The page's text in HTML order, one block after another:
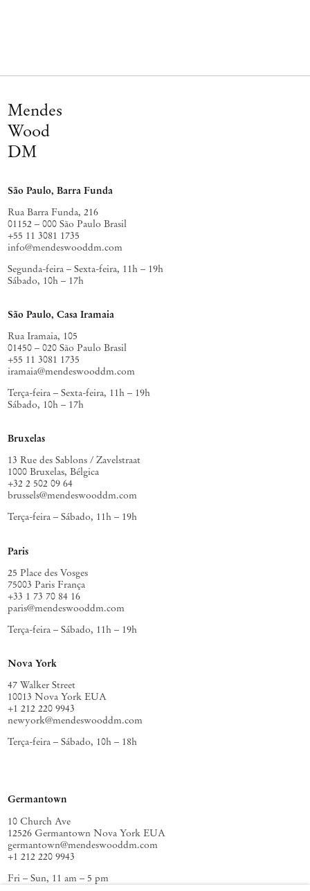
Mendes
Wood
DM
São Paulo, Barra Funda
Rua Barra Funda, 216
01152 – 000 São Paulo Brasil
+55 11 3081 1735
info@mendeswooddm.com
Segunda-feira – Sexta-feira, 11h – 19h
Sábado, 10h – 17h
São Paulo, Casa Iramaia
Rua Iramaia, 105
01450 – 020 São Paulo Brasil
+55 11 3081 1735
iramaia@mendeswooddm.com
Terça-feira – Sexta-feira, 11h – 19h
Sábado, 10h – 17h
Bruxelas
13 Rue des Sablons / Zavelstraat
1000 Bruxelas, Bélgica
+32 2 502 09 64
brussels@mendeswooddm.com
Terça-feira – Sábado, 11h – 19h
Paris
25 Place des Vosges
75003 Paris França
+33 1 73 70 84 16
paris@mendeswooddm.com
Terça-feira – Sábado, 11h – 19h
Nova York
47 Walker Street
10013 Nova York EUA
+1 212 220 9943
newyork@mendeswooddm.com
Terça-feira – Sábado, 10h – 18h
Germantown
10 Church Ave
12526 Germantown Nova York EUA
germantown@mendeswooddm.com
+1 212 220 9943
Fri – Sun, 11 am – 5 pm